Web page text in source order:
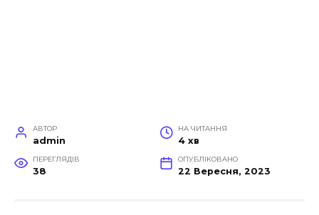
АВТОР
admin
НА ЧИТАННЯ
4 хв
ПЕРЕГЛЯДІВ
38
ОПУБЛІКОВАНО
22 Вересня, 2023